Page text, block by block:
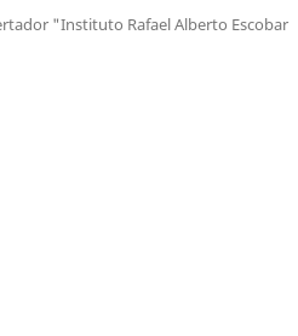
"Instituto Rafael Alberto Escobar